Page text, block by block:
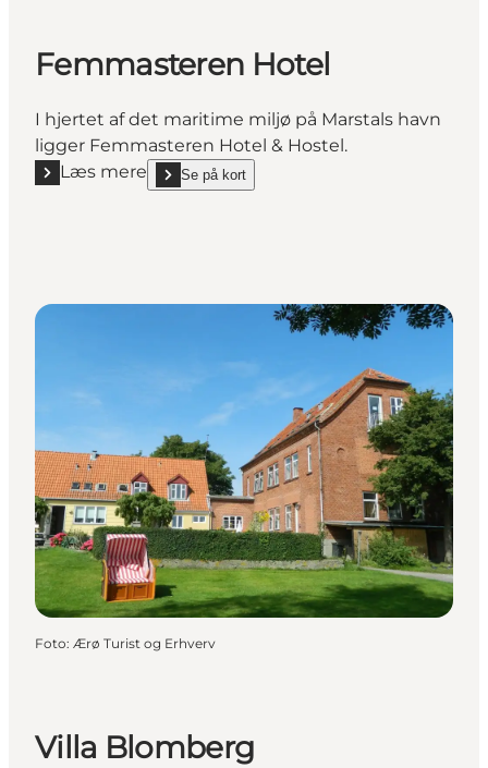
Femmasteren Hotel
I hjertet af det maritime miljø på Marstals havn
ligger Femmasteren Hotel & Hostel.
Læs mere
Læs mere "Femmasteren Hotel"
Se på kort
show Femmasteren Hotel on_map
Foto: Ærø Turist og Erhverv
Villa Blomberg